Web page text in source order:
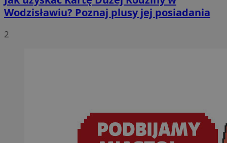
Wodzisławiu? Poznaj plusy jej posiadania
2